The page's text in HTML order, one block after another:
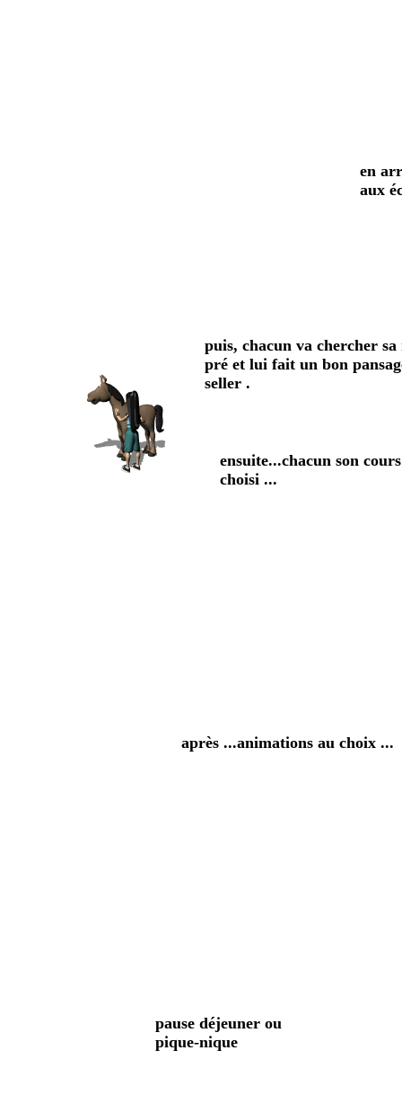
pause déjeuner ou
pique-nique
après ...animations au choix ...
ensuite...chacun son
choisi ...
puis, chacun va chercher
pré et lui fait un bon
seller .
en
aux